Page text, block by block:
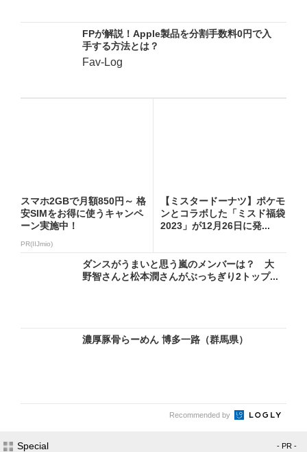
FPが解説！Apple製品を分割手数料0円で入
手する方法とは？
Fav-Log
スマホ2GBで月額850円～ 格
安SIMをお得に使うキャンペ
ーン実施中！
PR(IIJmio)
【ミスタードーナツ】ポケモ
ンとコラボした「ミスド福袋
2023」が12月26日に発...
ダンスがうまいと思う嵐のメンバーは？ 大
野智さんと松本潤さんがぶっちぎり2トップ...
濃厚豚骨らーめん 博多一路（群馬県）
Recommended by
Special - PR -